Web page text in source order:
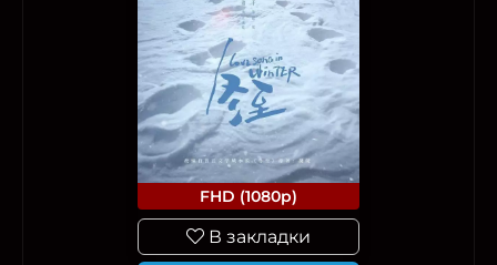
FHD (1080p)
В закладки